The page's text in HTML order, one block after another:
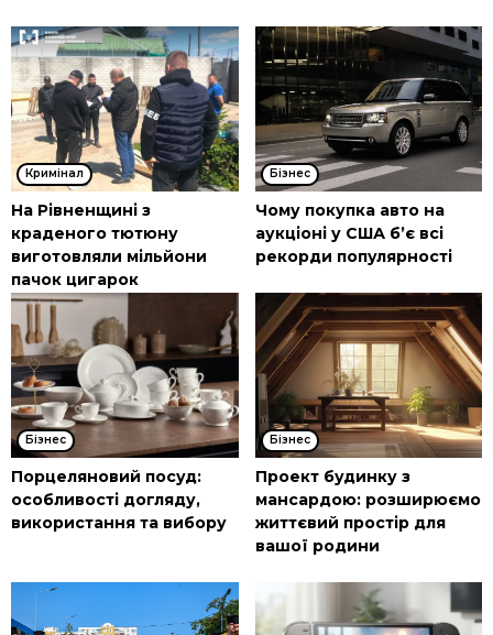
Кримінал
На Рівненщині з
краденого тютюну
виготовляли мільйони
пачок цигарок
Бізнес
Чому покупка авто на
аукціоні у США б’є всі
рекорди популярності
Бізнес
Порцеляновий посуд:
особливості догляду,
використання та вибору
Бізнес
Проект будинку з
мансардою: розширюємо
життєвий простір для
вашої родини